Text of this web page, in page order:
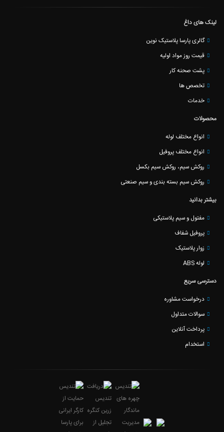
لینک های داغ
گالری پارسا پلاستیک نوین
قیمت روز مواد اولیه
پشت صحنه کار
تخصص ها
خدمات
محصولات
انواع مختلف لوله
انواع مختلف پروفیل
روکش سیم، روکش سیم بکسل
روکش سیم بسته بندی و سیم صنعتی
بیشتر بدانید
مفتول و سیم پلاستیکی
پروفیل شفاف
زوار پلاستیک
لوله ABS
دسترسی سریع
درخواست مشاوره
سوالات متداول
پرداخت آنلاین
استخدام